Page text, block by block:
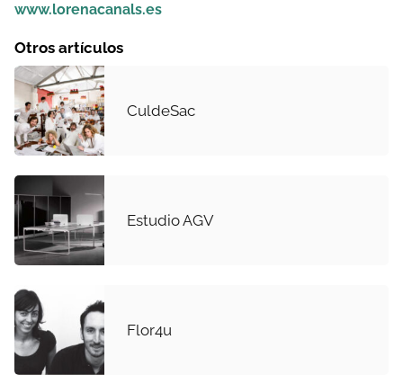
www.lorenacanals.es
Otros artículos
CuldeSac
Estudio AGV
Flor4u